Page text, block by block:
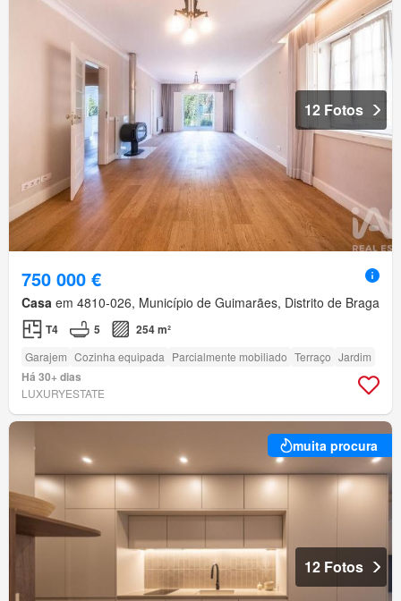
12 Fotos
750 000 €
Casa em 4810-026, Município de Guimarães, Distrito de Braga
T4 5 254 m²
Garajem Cozinha equipada Parcialmente mobiliado Terraço Jardim
Há 30+ dias
LUXURYESTATE
muita procura
12 Fotos